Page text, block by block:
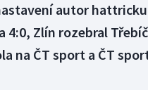
autor
4:0, Zlín rozebral
na ČT sport a ČT